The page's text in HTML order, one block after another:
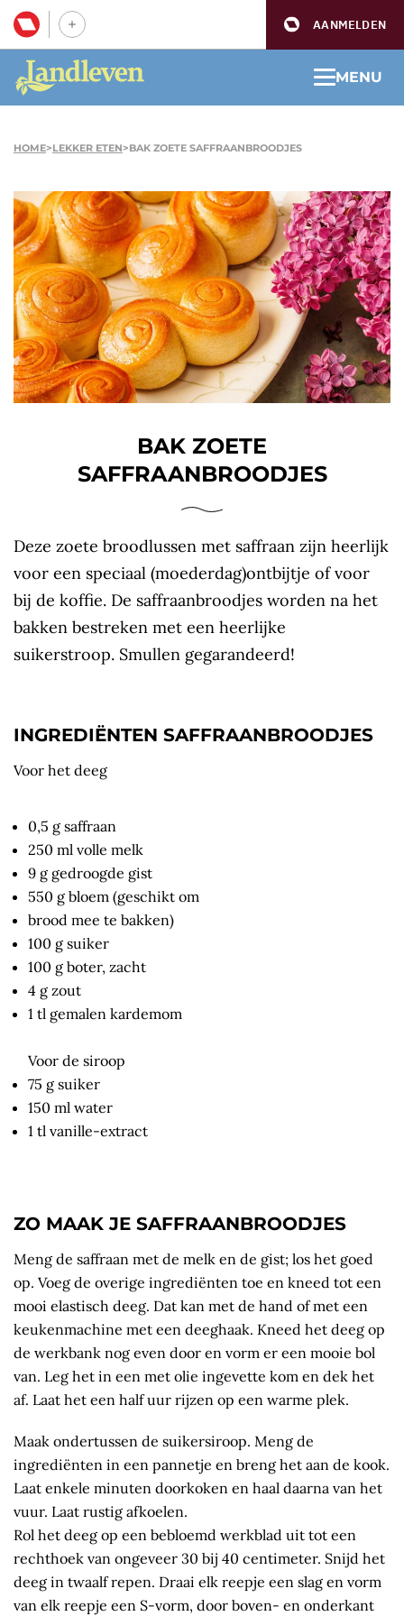
AANMELDEN
MENU
HOME>LEKKER ETEN>BAK ZOETE SAFFRAANBROODJES
BAK ZOETE
SAFFRAANBROODJES
Deze zoete broodlussen met saffraan zijn heerlijk
voor een speciaal (moederdag)ontbijtje of voor
bij de koffie. De saffraanbroodjes worden na het
bakken bestreken met een heerlijke
suikerstroop. Smullen gegarandeerd!
INGREDIËNTEN SAFFRAANBROODJES
Voor het deeg
0,5 g saffraan
250 ml volle melk
9 g gedroogde gist
550 g bloem (geschikt om
brood mee te bakken)
100 g suiker
100 g boter, zacht
4 g zout
1 tl gemalen kardemom
Voor de siroop
75 g suiker
150 ml water
1 tl vanille-extract
ZO MAAK JE SAFFRAANBROODJES
Meng de saffraan met de melk en de gist; los het goed
op. Voeg de overige ingrediënten toe en kneed tot een
mooi elastisch deeg. Dat kan met de hand of met een
keukenmachine met een deeghaak. Kneed het deeg op
de werkbank nog even door en vorm er een mooie bol
van. Leg het in een met olie ingevette kom en dek het
af. Laat het een half uur rijzen op een warme plek.
Maak ondertussen de suikersiroop. Meng de
ingrediënten in een pannetje en breng het aan de kook.
Laat enkele minuten doorkoken en haal daarna van het
vuur. Laat rustig afkoelen.
Rol het deeg op een bebloemd werkblad uit tot een
rechthoek van ongeveer 30 bij 40 centimeter. Snijd het
deeg in twaalf repen. Draai elk reepje een slag en vorm
van elk reepje een S-vorm, door boven- en onderkant